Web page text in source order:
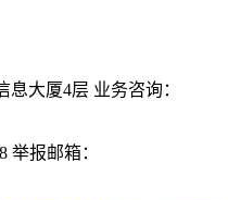
大厦4层 业务咨询：
举报邮箱：